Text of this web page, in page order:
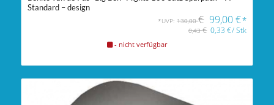
Standard – design
*UVP: 130,00€ 99,00€*
0,43€ 0,33€/Stk
- nicht verfügbar